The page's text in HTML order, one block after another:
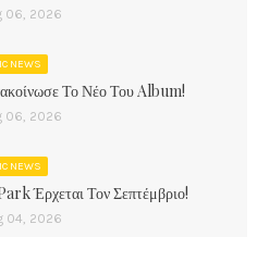
06, 2026
NEWS
Το Νέο Του Album!
06, 2026
NEWS
Έρχεται Τον Σεπτέμβριο!
04, 2026